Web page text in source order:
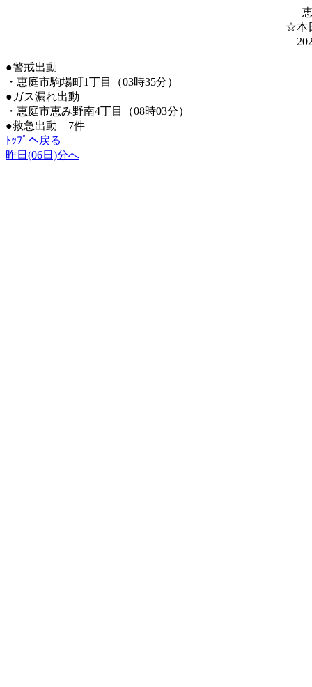
☆本
●警戒出動
・恵庭市駒場町1丁目（03時35分）
●ガス漏れ出動
・恵庭市恵み野南4丁目（08時03分）
●救急出動 7件
ﾄｯﾌﾟへ戻る
昨日(06日)分へ